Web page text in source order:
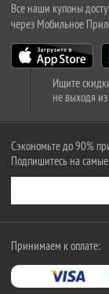
Все наши купоны
через Мобильное
Ищите
не выходя из
Сэкономьте до 90%
Подпишитесь на
Принимаем к оплате: